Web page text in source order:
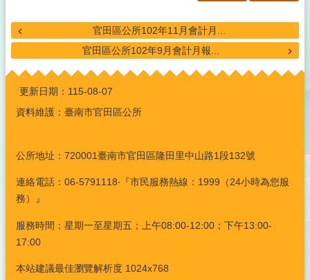
官田區公所102年11月會計月...
官田區公所102年9月會計月報...
:::
更新日期： 115-08-07
資料維護：臺南市官田區公所
公所地址：720001臺南市官田區隆田里中山路1段132號
連絡電話：06-5791118‧『市民服務熱線：1999（24小時為您服
務）』
服務時間：星期一至星期五；上午08:00-12:00；下午13:00-
17:00
本站建議最佳瀏覽解析度 1024x768